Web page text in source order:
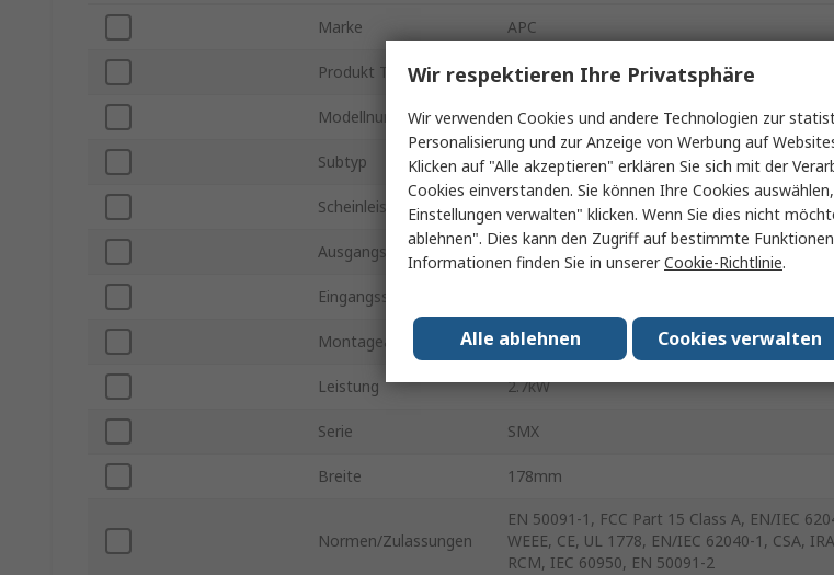
Marke APC
Produkt Typ Unterbrechungsfreie Stromversorgung
Modellnummer Smart-UPS X
Subtyp Line Interactive
Scheinleistung 3000VA
Ausgangsspannung 208, 230V ac
Eingangsspannung
Montageart Rack
Leistung 2.7kW
Serie SMX
Breite 178mm
Normen/Zulassungen
EN 50091-1, FCC Part 15 Class A, EN/IEC
WEEE, CE, UL 1778, EN/IEC 62040-1, CSA,
RCM, IEC 60950, EN 50091-2
Wir respektieren Ihre Privatsphäre
Wir verwenden Cookies und andere Technologien zur
Personalisierung und zur Anzeige von Werbung auf
Klicken auf "Alle akzeptieren" erklären Sie sich mit der
Cookies einverstanden. Sie können Ihre Cookies
Einstellungen verwalten" klicken. Wenn Sie dies nicht
ablehnen". Dies kann den Zugriff auf bestimmte
Informationen finden Sie in unsererCookie-Richtlinie.
Cookies verwalten
Alle ablehnen